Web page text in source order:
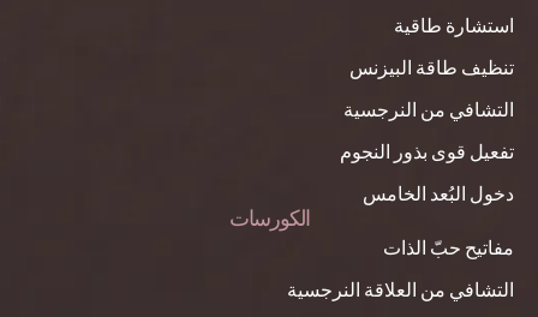
استشارة طاقية
تنظيف طاقة البيزنس
التشافي من النرجسية
تفعيل قوى بذور النجوم
دخول البُعد الخامس
الكورسات
مفاتيح حبّ الذات
التشافي من العلاقة النرجسية